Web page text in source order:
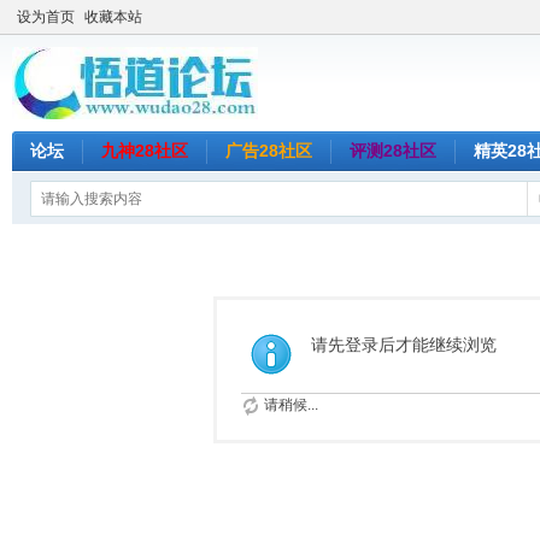
设为首页 收藏本站
论坛 九神28社区 广告28社区 评测28社区 精英28
请先登录后才能继续浏览
请稍候...